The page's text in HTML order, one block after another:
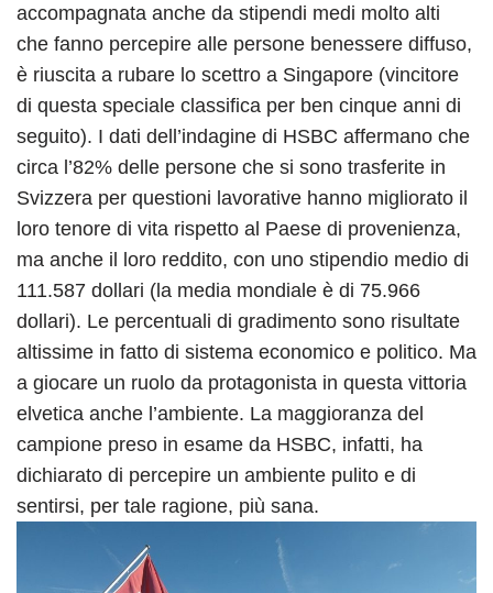
accompagnata anche da stipendi medi molto alti
che fanno percepire alle persone benessere diffuso,
è riuscita a rubare lo scettro a Singapore (vincitore
di questa speciale classifica per ben cinque anni di
seguito). I dati dell’indagine di HSBC affermano che
circa l’82% delle persone che si sono trasferite in
Svizzera per questioni lavorative hanno migliorato il
loro tenore di vita rispetto al Paese di provenienza,
ma anche il loro reddito, con uno stipendio medio di
111.587 dollari (la media mondiale è di 75.966
dollari). Le percentuali di gradimento sono risultate
altissime in fatto di sistema economico e politico. Ma
a giocare un ruolo da protagonista in questa vittoria
elvetica anche l’ambiente. La maggioranza del
campione preso in esame da HSBC, infatti, ha
dichiarato di percepire un ambiente pulito e di
sentirsi, per tale ragione, più sana.